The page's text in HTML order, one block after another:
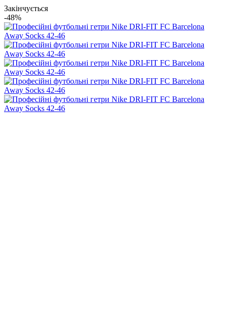
Закінчується
-48%